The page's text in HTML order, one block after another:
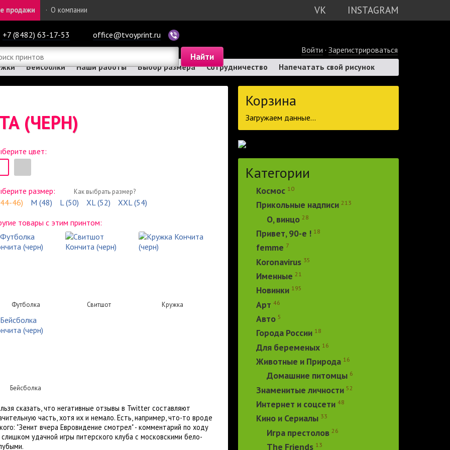
VK INSTAGRAM
продажи · О компании
+7 (8482) 63-17-53
office@tvoyprint.ru
Войти · Зарегистрироваться
Бейсболки Наши работы Выбор размера Сотрудничество Напечатать свой рисунок
(ЧЕРН)
цвет:
размер: Как выбрать размер?
46) M (48) L (50) XL (52)
XXL (54)
товары с этим принтом:
Футболка Свитшот Кружка
Бейсболка
сказать, что негативные отзывы в Twitter составляют
часть, хотя их и немало. Есть, например, что-то вроде
"Зенит вчера Евровидение смотрел" - комментарий по ходу
удачной игры питерского клуба с московскими бело-
Корзина
Загружаем данные...
Категории
Космос 10
Прикольные надписи 213
О, винцо 28
Привет, 90-е ! 18
femme 7
Koronavirus 35
Именные 21
Новинки 195
Арт 46
Авто 5
Города России 18
Для беременых 16
Животные и Природа 16
Домашние питомцы 6
Знаменитые личности 52
Интернет и соцсети 48
Кино и Сериалы 33
Игра престолов 26
The Friends 13